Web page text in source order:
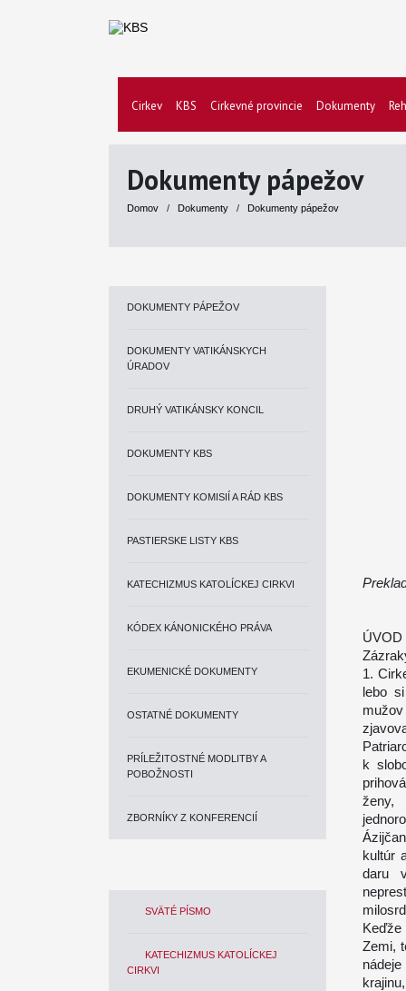
Cirkev KBS Cirkevné provincie Dokumenty
Dokumenty pápežov
Domov / Dokumenty / Dokumenty pápežov
DOKUMENTY PÁPEŽOV
DOKUMENTY VATIKÁNSKYCH
ÚRADOV
DRUHÝ VATIKÁNSKY KONCIL
DOKUMENTY KBS
DOKUMENTY KOMISIÍ A RÁD KBS
PASTIERSKE LISTY KBS
KATECHIZMUS KATOLÍCKEJ CIRKVI
KÓDEX KÁNONICKÉHO PRÁVA
EKUMENICKÉ DOKUMENTY
OSTATNÉ DOKUMENTY
PRÍLEŽITOSTNÉ MODLITBY A
POBOŽNOSTI
ZBORNÍKY Z KONFERENCIÍ
SVÄTÉ PÍSMO
KATECHIZMUS KATOLÍCKEJ
CIRKVI
ÚVOD
1.
lebo
k
ženy,
kultúr
daru
Zemi,